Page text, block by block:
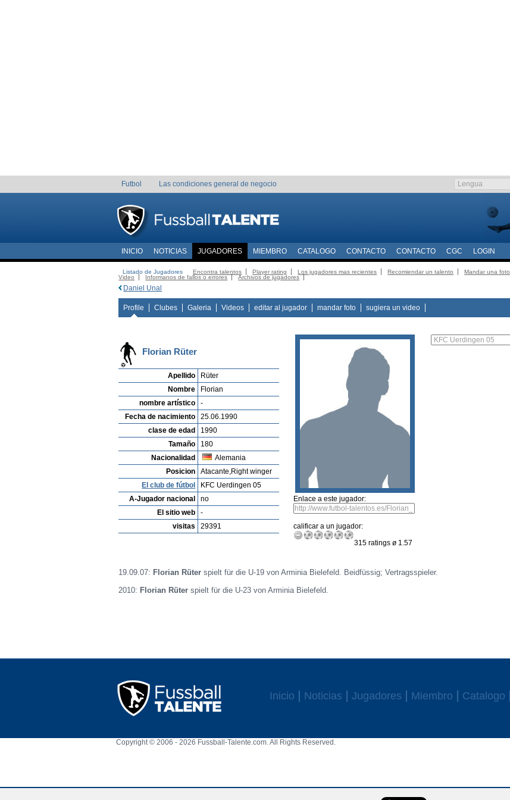
Futbol Las condiciones general de negocio
INICIO NOTICIAS JUGADORES MIEMBRO CATALOGO CONTACTO CONTACTO CGC LOGIN
Listado de Jugadores Encontra talentos Player rating Los jugadores mas recientes Recomiendar un talento Mandar una foto
Video
Informanos de fallos o errores Archivos de jugadores
Daniel Unal
Profile Clubes Galeria Videos editar al jugador mandar foto sugiera un video
Florian Rüter
Apellido
Rüter
Nombre
Florian
nombre artístico
-
Fecha de nacimiento
25.06.1990
clase de edad
1990
Tamaño
180
Nacionalidad
Alemania
Posicion
Atacante,Right winger
El club de fútbol
KFC Uerdingen 05
A-Jugador nacional
no
El sitio web
-
visitas
29391
Enlace a este jugador:
calificar a un jugador:
315 ratings ø 1.57
19.09.07: Florian Rüter spielt für die U-19 von Arminia Bielefeld. Beidfüssig; Vertragsspieler.
2010: Florian Rüter spielt für die U-23 von Arminia Bielefeld.
Inicio Noticias Jugadores Miembro Catalogo
Copyright © 2006 - 2026 Fussball-Talente.com. All Rights Reserved.